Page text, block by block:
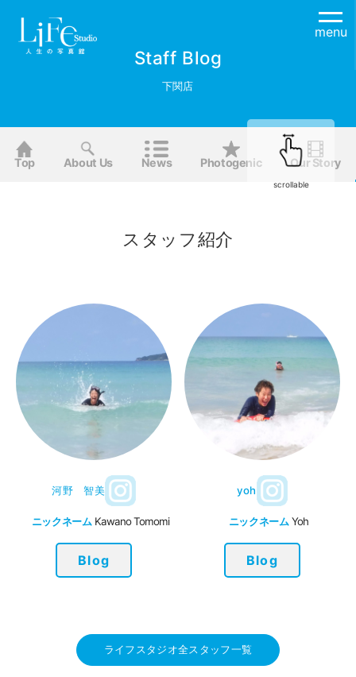
menu
Staff Blog
下関店
Top About Us News Photogenic Our Story
スタッフ紹介
河野 智美
ニックネーム Kawano Tomomi
Blog
yoh
ニックネーム Yoh
Blog
ライフスタジオ全スタッフ一覧